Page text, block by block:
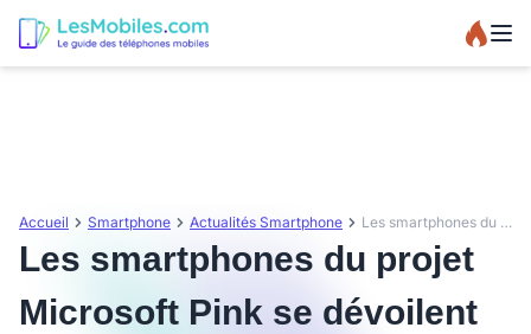
Accueil Smartphone Actualités Smartphone Les smartphones du projet Microsoft Pink se dévoilent
Les smartphones du projet
Microsoft Pink se dévoilent